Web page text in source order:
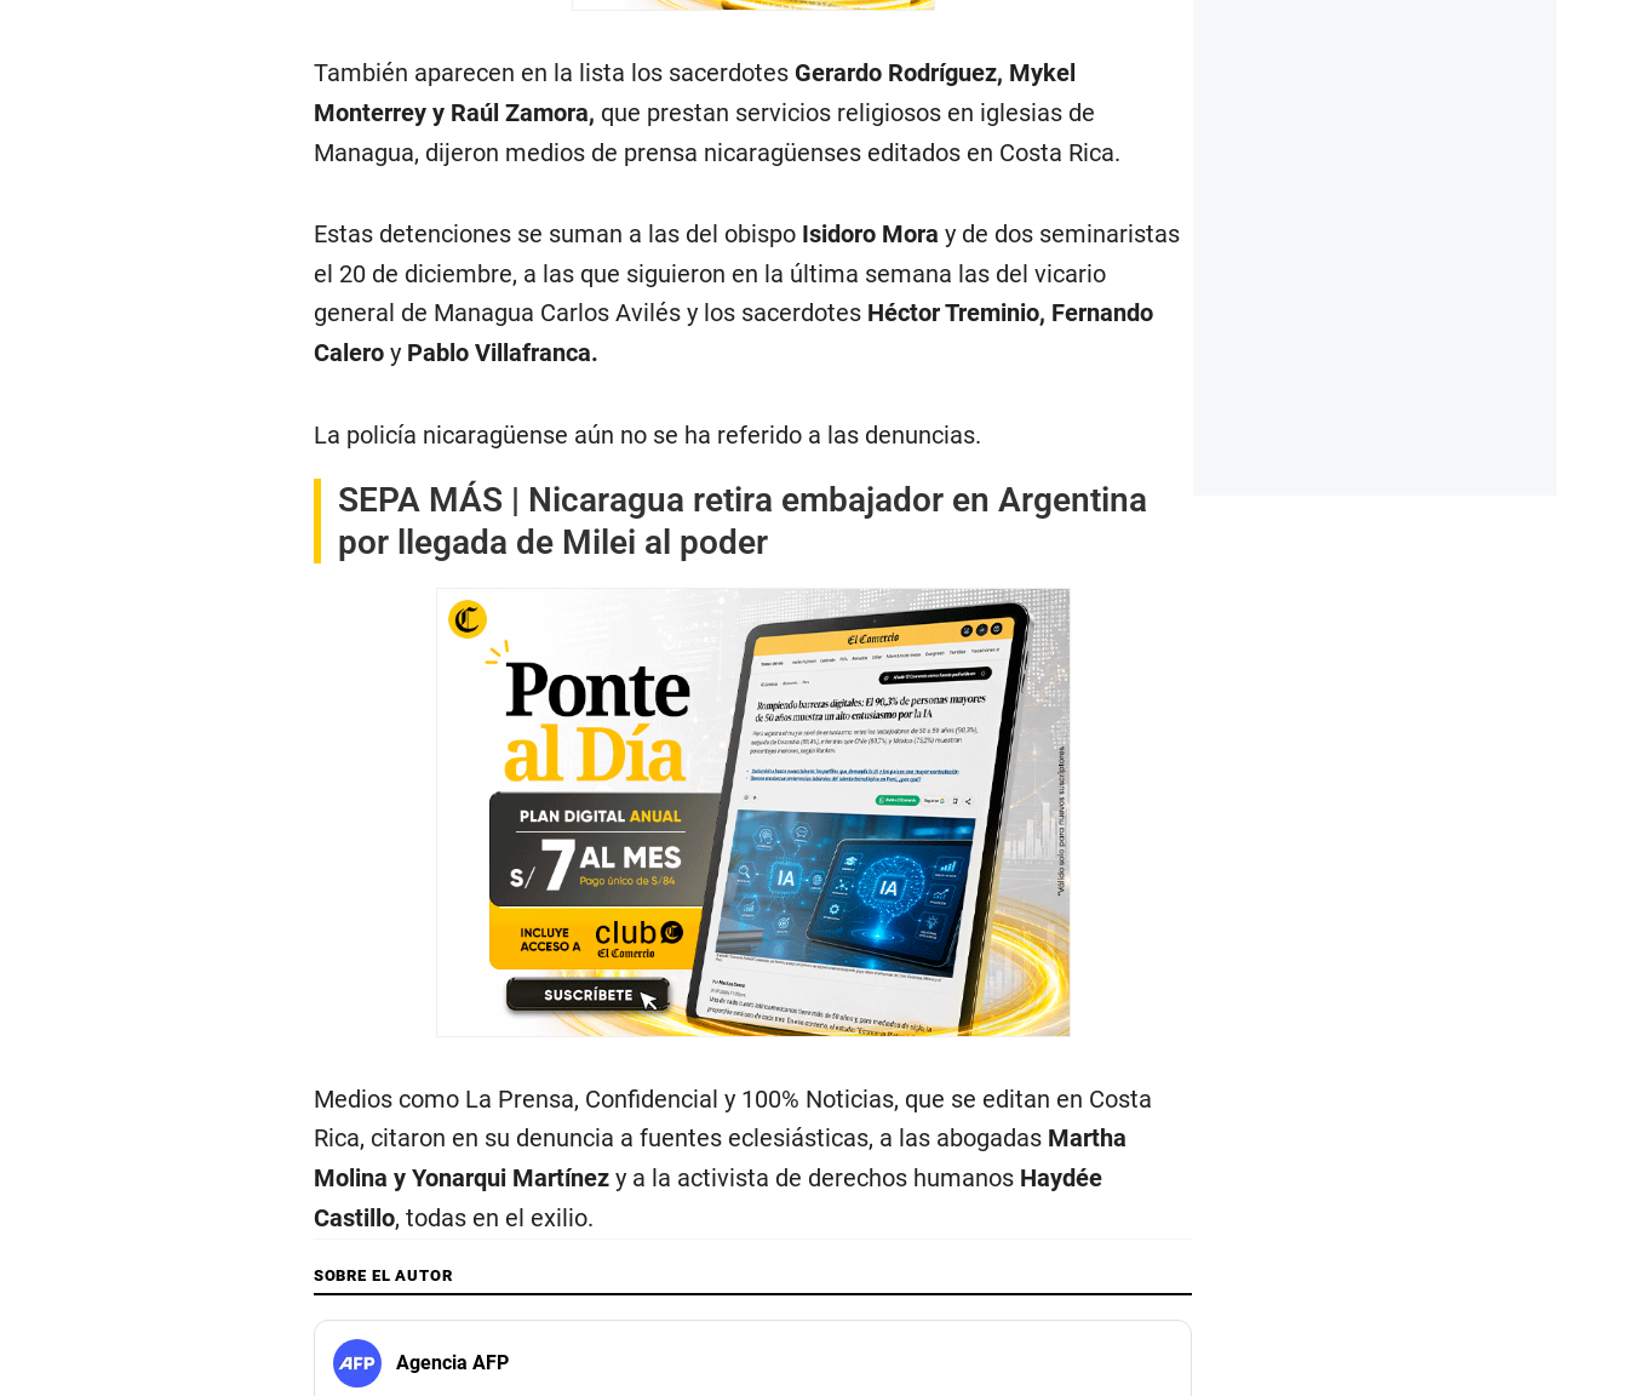
También aparecen en la lista los sacerdotes Gerardo Rodríguez, Mykel
Monterrey y Raúl Zamora, que prestan servicios religiosos en iglesias de
Managua, dijeron medios de prensa nicaragüenses editados en Costa Rica.
Estas detenciones se suman a las del obispo Isidoro Mora y de dos seminaristas
el 20 de diciembre, a las que siguieron en la última semana las del vicario
general de Managua Carlos Avilés y los sacerdotes Héctor Treminio, Fernando
Calero yPablo Villafranca.
La policía nicaragüense aún no se ha referido a las denuncias.
SEPA MÁS | Nicaragua retira embajador en Argentina
por llegada de Milei al poder
Medios como La Prensa, Confidencial y 100% Noticias, que se editan en Costa
Rica, citaron en su denuncia a fuentes eclesiásticas, a las abogadas Martha
Molina y Yonarqui Martínezy a la activista de derechos humanos Haydée
Castillo, todas en el exilio.
SOBRE EL AUTOR
Agencia AFP